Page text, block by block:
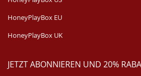
HoneyPlayBox EU
HoneyPlayBox UK
JETZT ABONNIEREN UND 20%